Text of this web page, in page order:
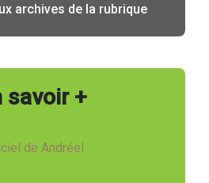
archives de la rubrique
savoir +
de Andréel